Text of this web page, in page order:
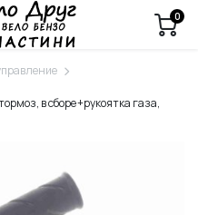
0
в сборе +рукоятка газа,